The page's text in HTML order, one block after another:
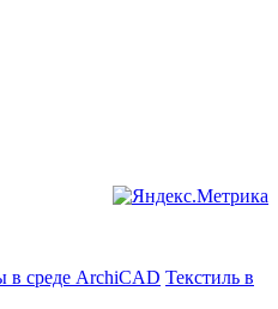
в среде ArchiCAD Текстиль в